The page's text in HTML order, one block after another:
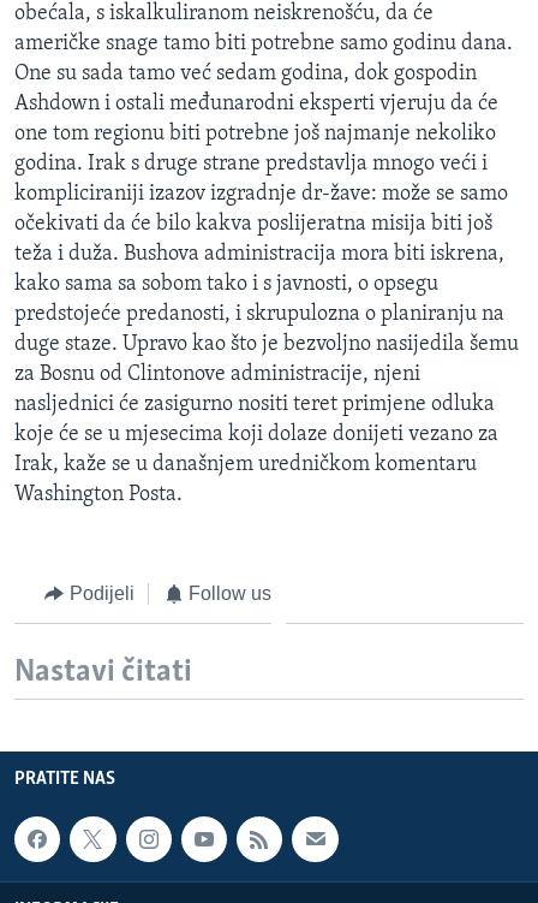
obećala, s iskalkuliranom neiskrenošću, da će
američke snage tamo biti potrebne samo godinu dana.
One su sada tamo već sedam godina, dok gospodin
Ashdown i ostali međunarodni eksperti vjeruju da će
one tom regionu biti potrebne još najmanje nekoliko
godina. Irak s druge strane predstavlja mnogo veći i
kompliciraniji izazov izgradnje dr-žave: može se samo
očekivati da će bilo kakva poslijeratna misija biti još
teža i duža. Bushova administracija mora biti iskrena,
kako sama sa sobom tako i s javnosti, o opsegu
predstojeće predanosti, i skrupulozna o planiranju na
duge staze. Upravo kao što je bezvoljno nasijedila šemu
za Bosnu od Clintonove administracije, njeni
nasljednici će zasigurno nositi teret primjene odluka
koje će se u mjesecima koji dolaze donijeti vezano za
Irak, kaže se u današnjem uredničkom komentaru
Washington Posta.
Podijeli Follow us
Nastavi čitati
PRATITE NAS